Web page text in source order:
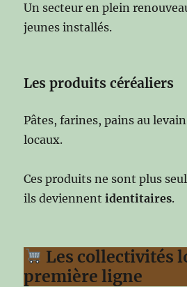
Un secteur en plein
jeunes installés.
Les produits céréaliers
Pâtes, farines, pains au
locaux.
Ces produits ne sont plus
ils deviennentidentitaires.
Les collectivités
première ligne